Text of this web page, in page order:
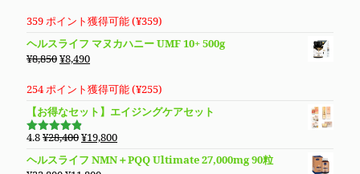
た。
す。
価
は
¥14,800
し
た。
の
格
¥11,980
で
す。
359 ポイント獲得可能 (¥359)
ヘルスライフ マヌカハニー UMF 10+ 500g
¥8,850元
価
格
は
¥8,850
し
¥8,490現
の
格
は
で
254 ポイント獲得可能 (¥255)
【お得なセット】エイジングケアセット
5段階で
価
4.8¥28,400元
価
¥19,800現
の
ヘルスライフ NMN＋PQQ Ultimate 27,000mg 90粒